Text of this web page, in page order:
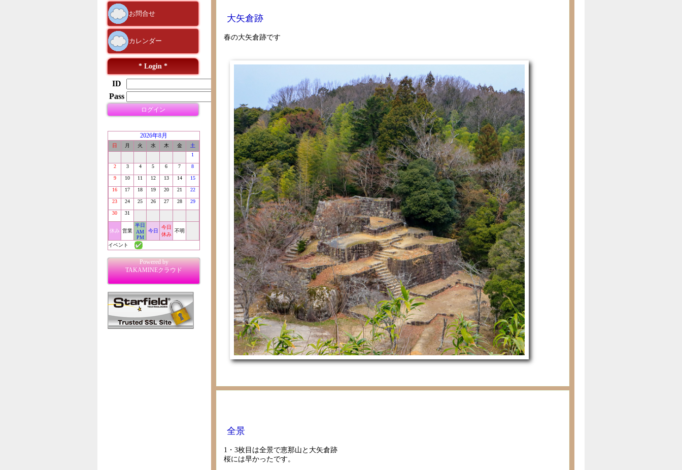
お問合せ
カレンダー
* Login *
ID
Pass
ログイン
2026年8月
日 月 火 水 木 金
土
1
2 3 4 5 6 7 8
9 10 11 12 13 14 15
16 17 18 19 20 21 22
23 24 25 26 27 28 29
30 31
休み 営業
半日
AM
PM
今日
今日
休み
不明
イベント
Powered by
TAKAMINEクラウド
大矢倉跡
春の大矢倉跡です
全景
1・3枚目は全景で恵那山と大矢倉跡
桜には早かったです。